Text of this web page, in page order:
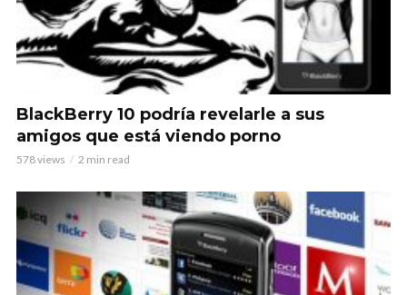
BlackBerry 10 podría revelarle a sus
amigos que está viendo porno
578 views 2 min read